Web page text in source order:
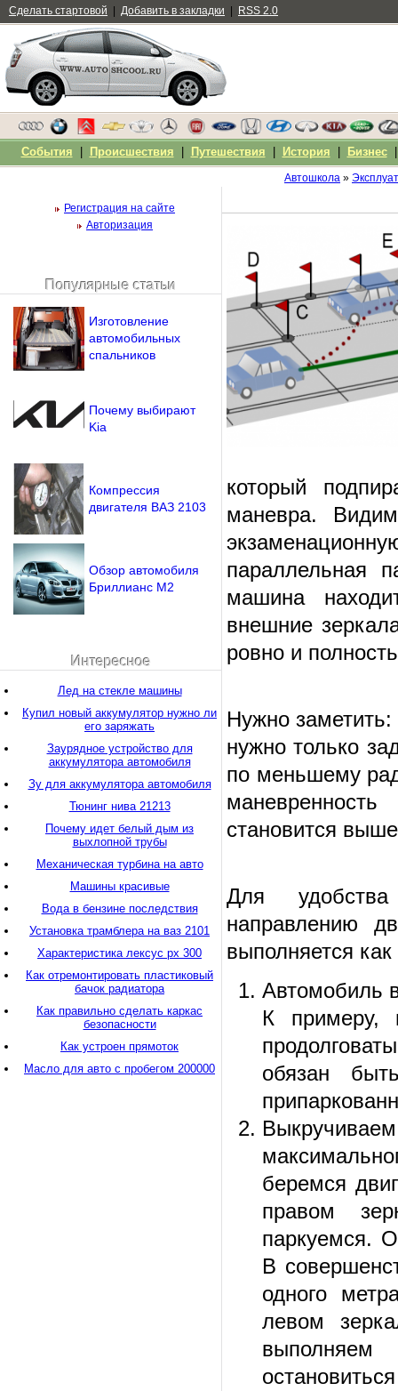
Автошкола »
который
маневра.
параллельная
машина
внешние
ровно и
Нужно
нужно только
по меньшему
становится
Для
направлению
выполняется
Автомобиль
К примеру,
обязан
беремся
правом
паркуемся.
В
одного
левом
Регистрация на сайте
Авторизация
Напомнить пароль?
Популярные статьи
Изготовление
автомобильных
спальников
Почему выбирают
Kia
Компрессия
двигателя ВАЗ 2103
Обзор автомобиля
Бриллианс М2
Интересное
Лед на стекле машины
Купил новый аккумулятор нужно ли
его заряжать
Заурядное устройство для
аккумулятора автомобиля
Зу для аккумулятора автомобиля
Тюнинг нива 21213
Почему идет белый дым из
выхлопной трубы
Механическая турбина на авто
Машины красивые
Вода в бензине последствия
Установка трамблера на ваз 2101
Характеристика лексус рх 300
Как отремонтировать пластиковый
бачок радиатора
Как правильно сделать каркас
безопасности
Как устроен прямоток
Масло для авто с пробегом 200000
Сделать стартовой Добавить в закладки RSS 2.0
События Происшествия Путешествия История Бизнес